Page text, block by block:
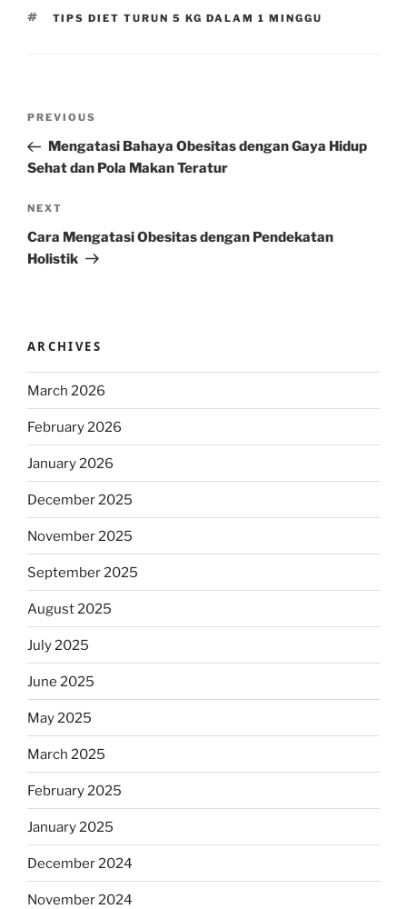
TAGS
TIPS DIET TURUN 5 KG DALAM 1 MINGGU
Previous
Post
PREVIOUS
Mengatasi Bahaya Obesitas dengan Gaya Hidup
Sehat dan Pola Makan Teratur
Next
Post
NEXT
Cara Mengatasi Obesitas dengan Pendekatan
Holistik
ARCHIVES
March 2026
February 2026
January 2026
December 2025
November 2025
September 2025
August 2025
July 2025
June 2025
May 2025
March 2025
February 2025
January 2025
December 2024
November 2024